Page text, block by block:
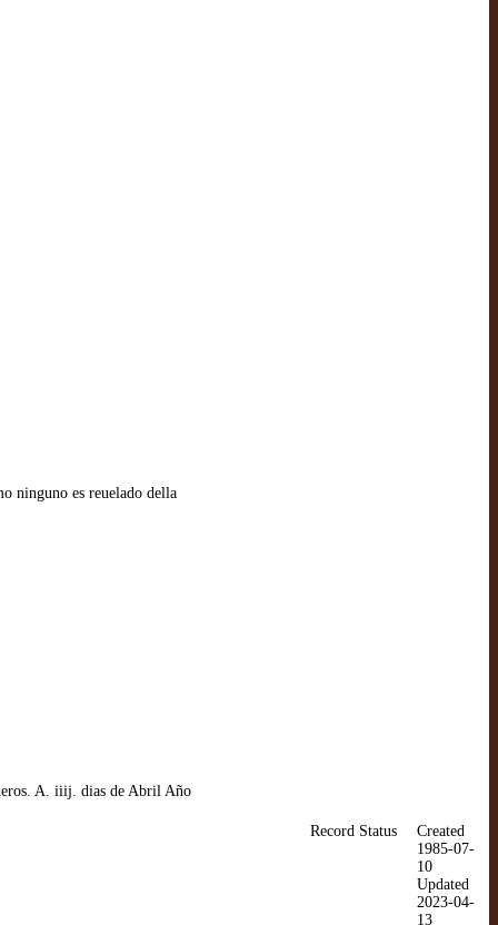
ninguno es reuelado della
A. iiij. dias de Abril Año
Record Status
Created
1985-07-
10
Updated
2023-04-
13